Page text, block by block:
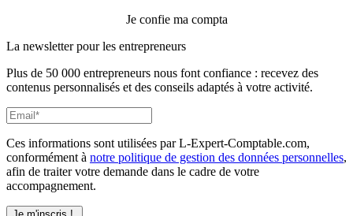
Je confie ma compta
La newsletter pour les entrepreneurs
Plus de 50 000 entrepreneurs nous font confiance : recevez des
contenus personnalisés et des conseils adaptés à votre activité.
Ces informations sont utilisées par L-Expert-Comptable.com,
conformément à notre politique de gestion des données personnelles,
afin de traiter votre demande dans le cadre de votre
accompagnement.